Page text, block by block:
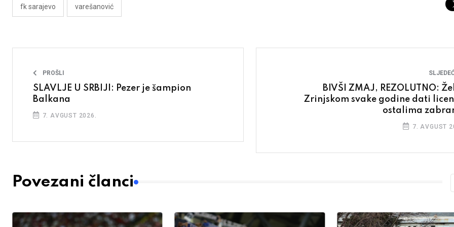
fk sarajevo varešanović
PROŠLI
SLAVLJE U SRBIJI: Pezer je šampion
Balkana
7. AVGUST 2026.
BIVŠI ZMAJ, REZOLUTNO:
Zrinjskom svake godine dati
ostalima
7. AVGUST
Povezani članci